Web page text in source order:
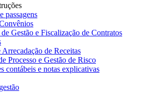
passagens
Gestão e Fiscalização de Contratos
de Receitas
Processo e Gestão de Risco
contábeis e notas explicativas